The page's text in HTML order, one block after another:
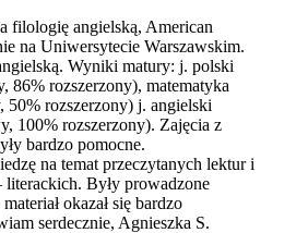
filologię angielską, American
na Uniwersytecie Warszawskim.
Wyniki matury: j. polski
86% rozszerzony), matematyka
50% rozszerzony) j. angielski
100% rozszerzony). Zajęcia z
bardzo pomocne.
na temat przeczytanych lektur i
literackich. Były prowadzone
okazał się bardzo
serdecznie, Agnieszka S.